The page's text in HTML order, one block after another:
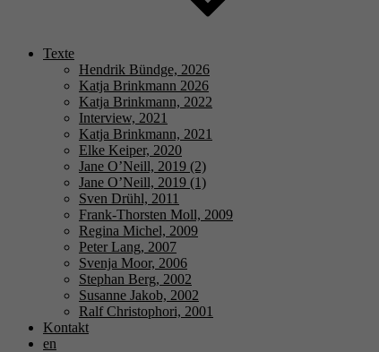
Texte
Hendrik Bündge, 2026
Katja Brinkmann 2026
Katja Brinkmann, 2022
Interview, 2021
Katja Brinkmann, 2021
Elke Keiper, 2020
Jane O’Neill, 2019 (2)
Jane O’Neill, 2019 (1)
Sven Drühl, 2011
Frank-Thorsten Moll, 2009
Regina Michel, 2009
Peter Lang, 2007
Svenja Moor, 2006
Stephan Berg, 2002
Susanne Jakob, 2002
Ralf Christophori, 2001
Kontakt
en